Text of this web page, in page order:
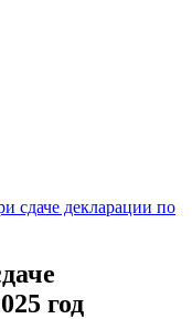
сдаче декларации по
год